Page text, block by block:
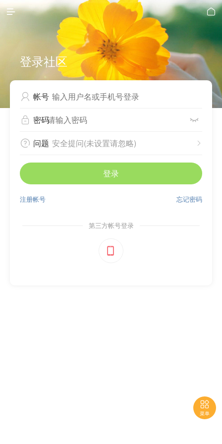
 
登录社区
 帐号
 密码 
 问题 
安全提问(未设置请忽略)
登录
忘记密码
注册帐号
第三方帐号登录


菜单